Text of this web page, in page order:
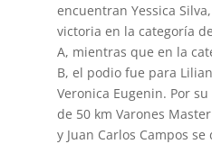
encuentran Yessica
victoria en la categoría
A, mientras que en la
B, el podio fue para
Veronica Eugenin. Por
de 50 km Varones
y Juan Carlos Campos